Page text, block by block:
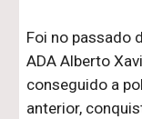
Foi no passado
ADA Alberto
conseguido a
anterior,